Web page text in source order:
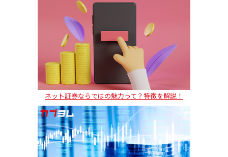
ネット証券ならではの魅力って？特徴を解説！